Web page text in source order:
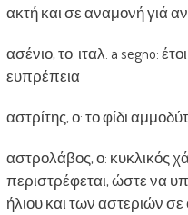
ακτή και σε αναμονή γιά
ασένιο, το: ιταλ. a segno:
ευπρέπεια
αστρίτης, ο: το φίδι
αστρολάβος, ο: κυκλικός
περιστρέφεται, ώστε να
ήλιου και των αστεριών